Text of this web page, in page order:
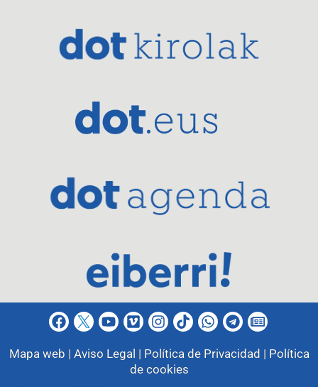
Mapa web | Aviso Legal | Política de Privacidad | Política
de cookies